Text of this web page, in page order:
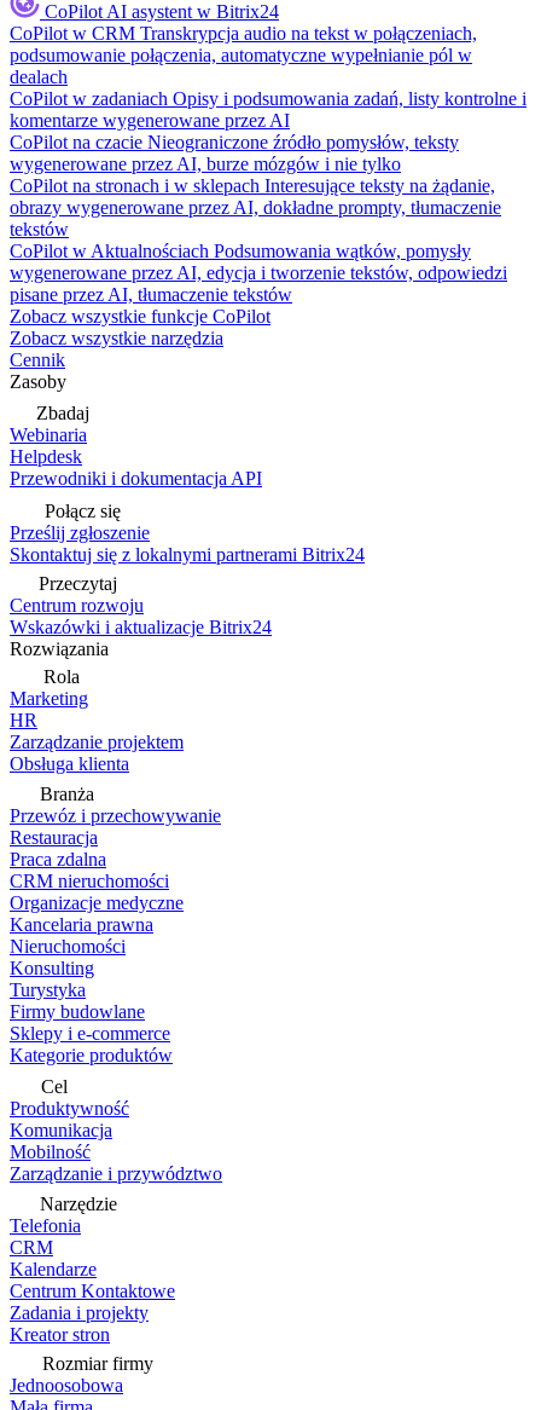
CoPilot AI asystent w Bitrix24
CoPilot w CRM Transkrypcja audio na tekst w połączeniach,
podsumowanie połączenia, automatyczne wypełnianie pól w
dealach
CoPilot w zadaniach Opisy i podsumowania zadań, listy kontrolne i
komentarze wygenerowane przez AI
CoPilot na czacie Nieograniczone źródło pomysłów, teksty
wygenerowane przez AI, burze mózgów i nie tylko
CoPilot na stronach i w sklepach Interesujące teksty na żądanie,
obrazy wygenerowane przez AI, dokładne prompty, tłumaczenie
tekstów
CoPilot w Aktualnościach Podsumowania wątków, pomysły
wygenerowane przez AI, edycja i tworzenie tekstów, odpowiedzi
pisane przez AI, tłumaczenie tekstów
Zobacz wszystkie funkcje CoPilot
Zobacz wszystkie narzędzia
Cennik
Zasoby
Zbadaj
Webinaria
Helpdesk
Przewodniki i dokumentacja API
Połącz się
Prześlij zgłoszenie
Skontaktuj się z lokalnymi partnerami Bitrix24
Przeczytaj
Centrum rozwoju
Wskazówki i aktualizacje Bitrix24
Rozwiązania
Rola
Marketing
HR
Zarządzanie projektem
Obsługa klienta
Branża
Przewóz i przechowywanie
Restauracja
Praca zdalna
CRM nieruchomości
Organizacje medyczne
Kancelaria prawna
Nieruchomości
Konsulting
Turystyka
Firmy budowlane
Sklepy i e-commerce
Kategorie produktów
Cel
Produktywność
Komunikacja
Mobilność
Zarządzanie i przywództwo
Narzędzie
Telefonia
CRM
Kalendarze
Centrum Kontaktowe
Zadania i projekty
Kreator stron
Rozmiar firmy
Jednoosobowa